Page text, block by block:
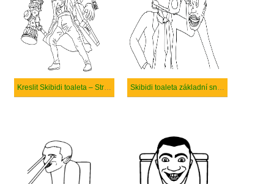
Kreslit Skibidi toaleta – Strana 8 Skibidi toaleta základní snadné